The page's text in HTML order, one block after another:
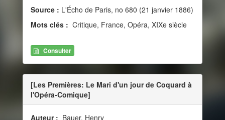
Source : L'Écho de Paris, no 680 (21 janvier 1886)
Mots clés : Critique, France, Opéra, XIXe siècle
Consulter
[Les Premières: Le Mari d'un jour de Coquard à
l'Opéra-Comique]
Auteur : Bauer, Henry